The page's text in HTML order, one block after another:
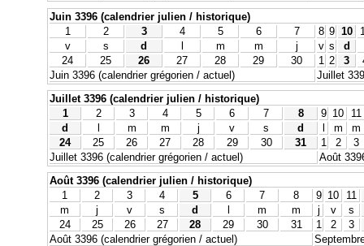
Juin 3396 (calendrier julien / historique)
1
2 3 4 5 6 7 8 9 10
v
s d l m m j v s
d
24
25 26 27 28 29 30 1 2 3
Juin 3396 (calendrier grégorien / actuel)
Juillet
Juillet 3396 (calendrier julien / historique)
1
2 3 4 5 6 7 8 9 10
11
d
m m j v s d m
m
24
25 26 27 28 29 30 31 1 2
3
Juillet 3396 (calendrier grégorien / actuel)
Août
Août 3396 (calendrier julien / historique)
1
2 3 4 5 6 7 8 9 10
11
m
j v s d m m j v
s
24
25 26 27 28 29 30 31 1 2
3
Août 3396 (calendrier grégorien / actuel)